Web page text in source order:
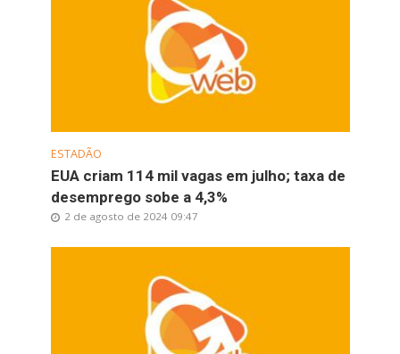
ESTADÃO
EUA criam 114 mil vagas em julho; taxa de
desemprego sobe a 4,3%
2 de agosto de 2024 09:47